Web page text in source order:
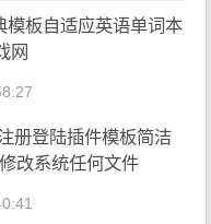
模板自适应英语单词本
网
册登陆插件模板简洁
改系统任何文件